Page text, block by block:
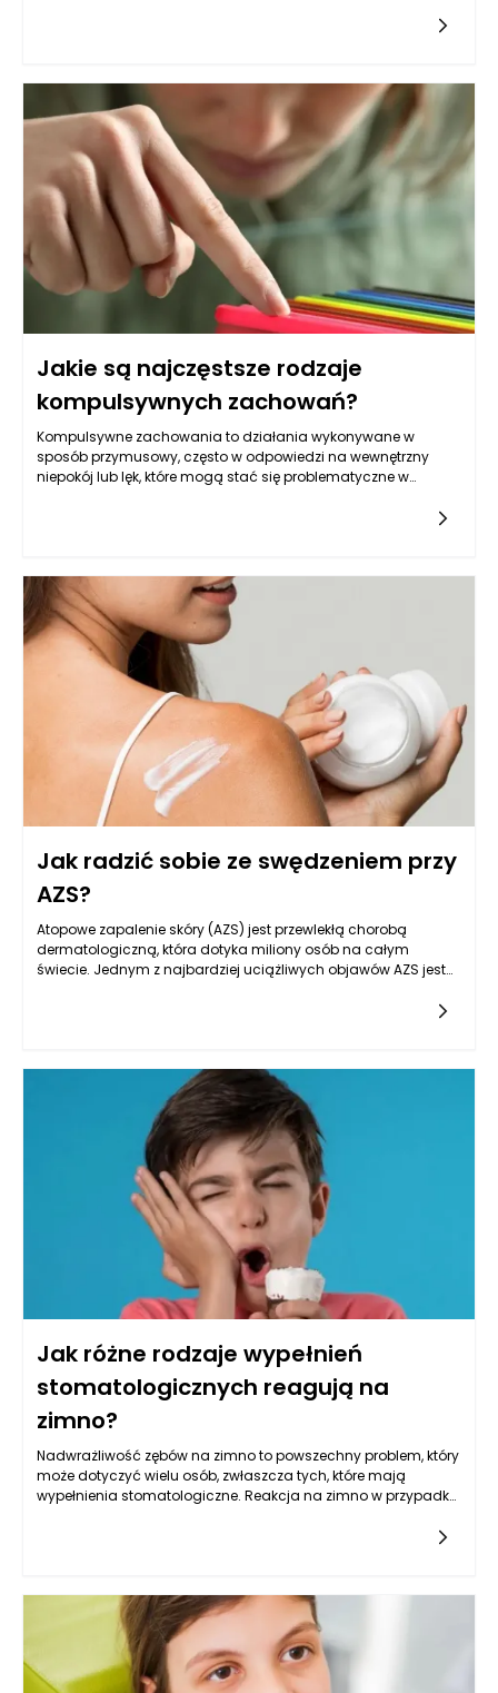
narodowych, rezerwatów przyrody lub terenów wiejskich.
Ważne, aby miejsce to było dobrze skomunikowane z
lokalnymi atrakcjami ekologicznymi, jak ścieżki rowerowe czy
szlaki turystyczne, co pozwoli na aktywne spędzanie czasu w
zgodzie z naturą. Idealnie, gdy nocleg umożliwia korzystanie z
lokalnych zasobów, takich jak świeże produkty spożywcze od
rolników czy rzemieślników.
Jakie są najczęstsze rodzaje
kompulsywnych zachowań?
Kompulsywne zachowania to działania wykonywane w
sposób przymusowy, często w odpowiedzi na wewnętrzny
niepokój lub lęk, które mogą stać się problematyczne w
najczęstszych z nich można zaliczyć kompulsje związane z
czystością, porządkiem, kontrolą, a także związane z liczeniem
czy powtarzaniem czynności. Tego rodzaju zachowania są
często obserwowane u osób cierpiących na zaburzenia
obsesyjno-kompulsywne, znane także jako OCD.
Jak radzić sobie ze swędzeniem przy
AZS?
Atopowe zapalenie skóry (AZS) jest przewlekłą chorobą
dermatologiczną, która dotyka miliony osób na całym
świecie. Jednym z najbardziej uciążliwych objawów AZS jest
odpowiednich strategii łagodzących. Istnieje wiele metod,
które mogą pomóc w kontrolowaniu dyskomfortu związanego
ze swędzeniem, a kluczem jest indywidualne podejście i
staranne monitorowanie objawów.
Jak różne rodzaje wypełnień
stomatologicznych reagują na
zimno?
Nadwrażliwość zębów na zimno to powszechny problem, który
może dotyczyć wielu osób, zwłaszcza tych, które mają
wypełnienia stomatologiczne. Reakcja na zimno w przypadku
struktura, sposób przylegania do zęba oraz ogólny stan
zdrowia jamy ustnej.